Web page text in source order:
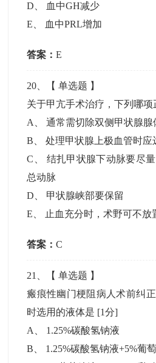
D
血中GH减少
E
血中PRL增加
答案：E
20 、【单选题 】
关于甲亢手术治疗，下列哪项
A
、通常需切除双侧甲状腺腺
B 、处理甲状腺上极血管时应
C
结扎甲状腺下动脉要尽
总动脉
D
甲状腺峡部要保留
E
止血充分时，术野可不放
答案：C
21 、【单选题 】
瘢痕性幽门梗阻病人术前纠
时选用的液体是 [1分]
A
1.25%碳酸氢钠液
B
1.25%碳酸氢钠液+5%葡